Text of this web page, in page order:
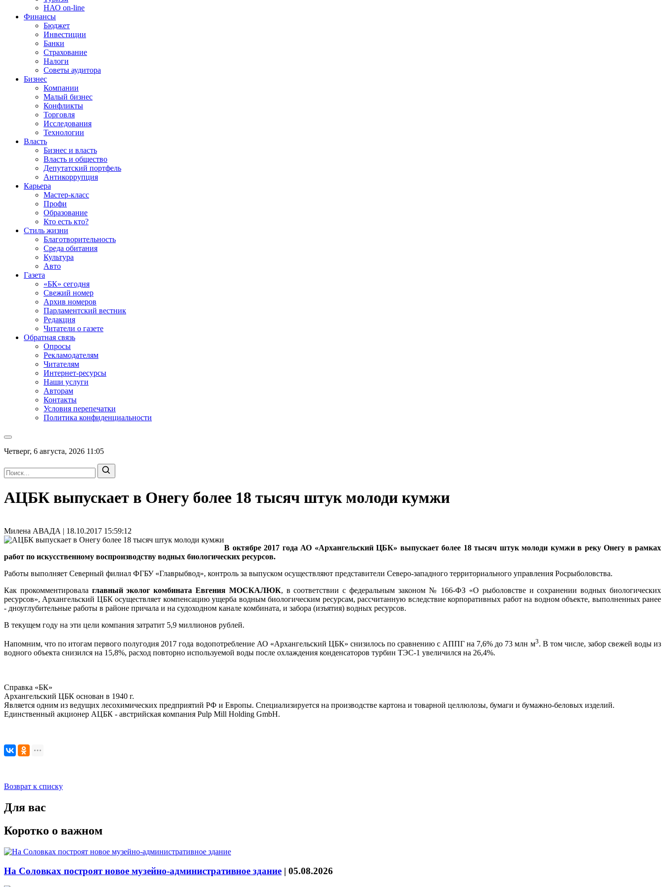
НАО on-line
Финансы
Бюджет
Инвестиции
Банки
Страхование
Налоги
Советы аудитора
Бизнес
Компании
Малый бизнес
Конфликты
Торговля
Исследования
Технологии
Власть
Бизнес и власть
Власть и общество
Депутатский портфель
Антикоррупция
Карьера
Мастер-класс
Профи
Образование
Кто есть кто?
Стиль жизни
Благотворительность
Среда обитания
Культура
Авто
Газета
«БК» сегодня
Свежий номер
Архив номеров
Парламентский вестник
Редакция
Читатели о газете
Обратная связь
Опросы
Рекламодателям
Читателям
Интернет-ресурсы
Наши услуги
Авторам
Контакты
Условия перепечатки
Политика конфиденциальности
Четверг, 6 августа, 2026 11:05
АЦБК выпускает в Онегу более 18 тысяч штук молоди кумжи
Милена АВАДА | 18.10.2017 15:59:12
В октябре 2017 года АО «Архангельский ЦБК» выпускает более 18 тысяч штук молоди кумжи в реку Онегу в рамках
работ по искусственному воспроизводству водных биологических ресурсов.
Работы выполняет Северный филиал ФГБУ «Главрыбвод», контроль за выпуском осуществляют представители Северо-западного территориального управления Росрыболовства.
Как прокомментировала главный эколог комбината Евгения МОСКАЛЮК, в соответствии с федеральным законом № 166-ФЗ «О рыболовстве и сохранении водных биологических
ресурсов», Архангельский ЦБК осуществляет компенсацию ущерба водным биологическим ресурсам, рассчитанную вследствие корпоративных работ на водном объекте, выполненных ранее
- дноуглубительные работы в районе причала и на судоходном канале комбината, и забора (изъятия) водных ресурсов.
В текущем году на эти цели компания затратит 5,9 миллионов рублей.
Напомним, что по итогам первого полугодия 2017 года водопотребление АО «Архангельский ЦБК» снизилось по сравнению с АППГ на 7,6% до 73 млн м3. В том числе, забор свежей воды из
водного объекта снизился на 15,8%, расход повторно используемой воды после охлаждения конденсаторов турбин ТЭС-1 увеличился на 26,4%.
Справка «БК»
Архангельский ЦБК основан в 1940 г.
Является одним из ведущих лесохимических предприятий РФ и Европы. Специализируется на производстве картона и товарной целлюлозы, бумаги и бумажно-беловых изделий.
Единственный акционер АЦБК - австрийская компания Pulp Mill Holding GmbH.
Возврат к списку
Для вас
Коротко о важном
На Соловках построят новое музейно-административное здание | 05.08.2026